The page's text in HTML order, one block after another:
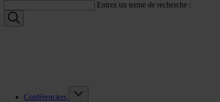
Entrez un terme de recherche :
Conférenciers